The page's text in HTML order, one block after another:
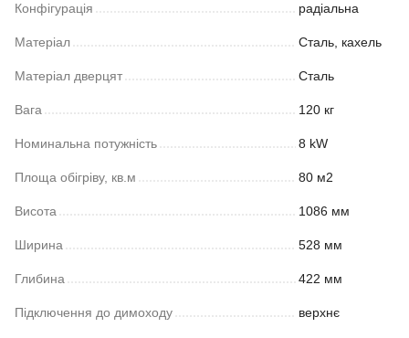
Конфігурація радіальна
Матеріал Сталь, кахель
Матеріал дверцят Сталь
Вага 120 кг
Номинальна потужність 8 kW
Площа обігріву, кв.м 80 м2
Висота 1086 мм
Ширина 528 мм
Глибина 422 мм
Підключення до димоходу верхнє